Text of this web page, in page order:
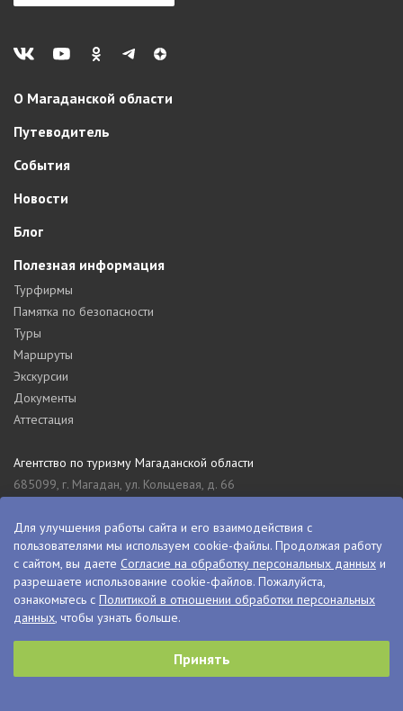
О Магаданской области
Путеводитель
События
Новости
Блог
Полезная информация
Турфирмы
Памятка по безопасности
Туры
Маршруты
Экскурсии
Документы
Аттестация
Агентство по туризму Магаданской области
685099, г. Магадан, ул. Кольцевая, д. 66
8 (4132) 61-76-67
Туристский информационный центр Магаданской области
685000, г. Магадан, ул. Пролетарская, д. 11
visitkolyma@mail.ru
+7 (4132) 60-70-11
+7 (4132) 61-73-15
Для улучшения работы сайта и его взаимодействия с
пользователями мы используем cookie-файлы. Продолжая работу
с сайтом, вы даете Согласие на обработку персональных данных и
разрешаете использование cookie-файлов. Пожалуйста,
ознакомьтесь с Политикой в отношении обработки персональных
данных, чтобы узнать больше.
Принять